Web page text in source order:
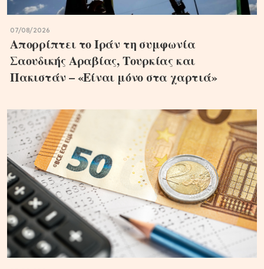
07/08/2026
Απορρίπτει το Ιράν τη συμφωνία
Σαουδικής Αραβίας, Τουρκίας και
Πακιστάν – «Είναι μόνο στα χαρτιά»